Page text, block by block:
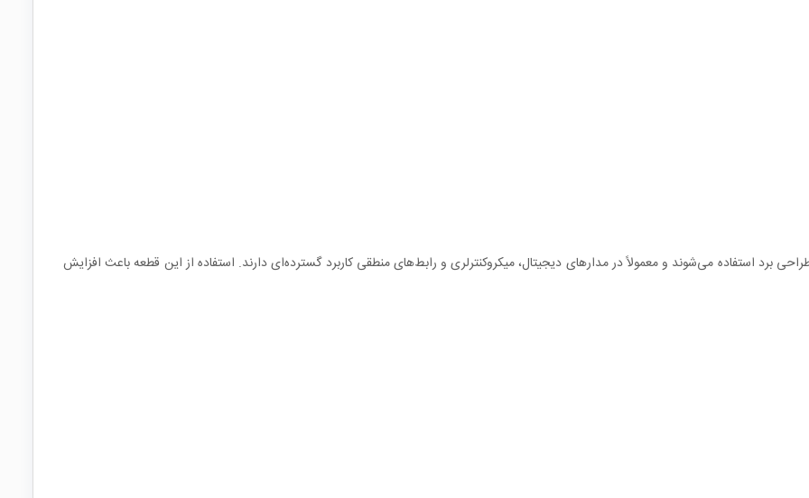
برد استفاده می‌شوند و معمولاً در مدارهای دیجیتال، میکروکنترلری و رابط‌های منطقی کاربرد گسترده‌ای دارند. استفاده از این قطعه باعث افزایش